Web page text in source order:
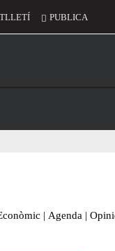
PUBLICA
menu
| Agenda |